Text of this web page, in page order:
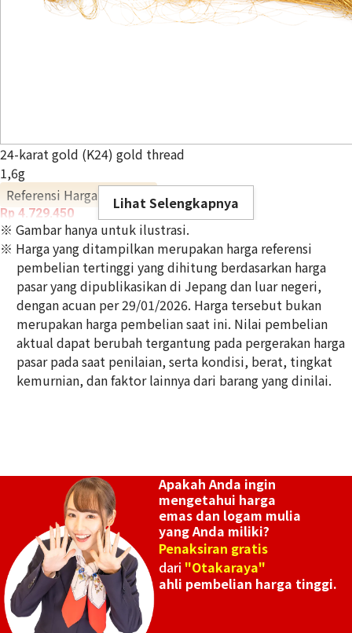
24-karat gold (K24) gold thread
1,6g
Referensi Harga Buyback
Rp 4.729.450
Lihat Selengkapnya
※ Gambar hanya untuk ilustrasi.
※ Harga yang ditampilkan merupakan harga referensi
pembelian tertinggi yang dihitung berdasarkan harga
pasar yang dipublikasikan di Jepang dan luar negeri,
dengan acuan per 29/01/2026. Harga tersebut bukan
merupakan harga pembelian saat ini. Nilai pembelian
aktual dapat berubah tergantung pada pergerakan harga
pasar pada saat penilaian, serta kondisi, berat, tingkat
kemurnian, dan faktor lainnya dari barang yang dinilai.
Apakah Anda ingin
mengetahui harga
emas dan logam mulia
yang Anda miliki?
Penaksiran gratis
dari "Otakaraya"
ahli pembelian harga tinggi.